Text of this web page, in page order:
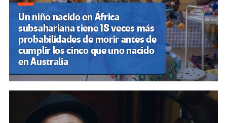
Un niño nacido en África
subsahariana tiene 18 veces más
probabilidades de morir antes de
cumplir los cinco que uno nacido
en Australia